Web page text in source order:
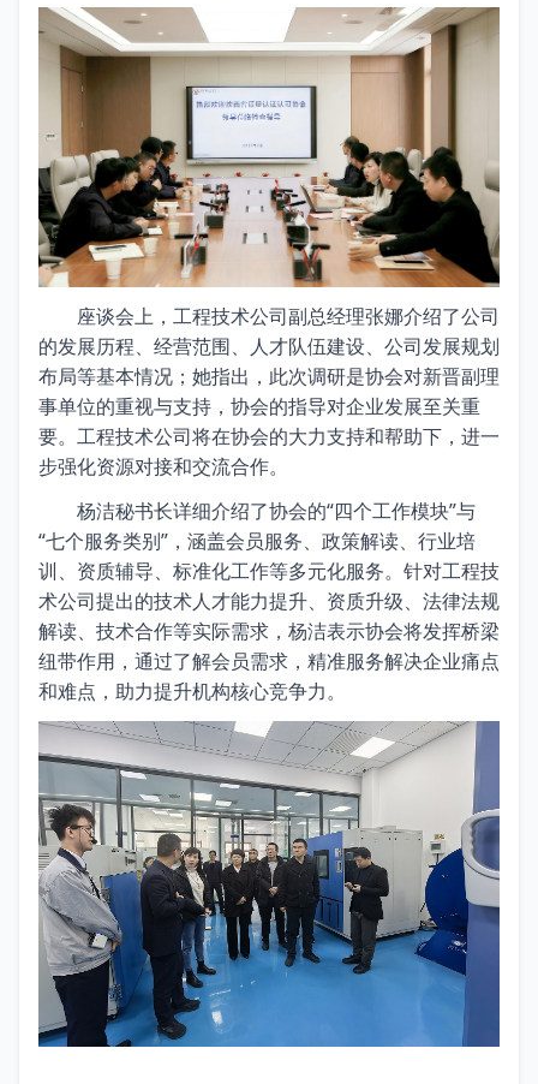
座谈会上，工程技术公司副总经理张娜介绍了公司
的发展历程、经营范围、人才队伍建设、公司发展规划
布局等基本情况；她指出，此次调研是协会对新晋副理
事单位的重视与支持，协会的指导对企业发展至关重
要。工程技术公司将在协会的大力支持和帮助下，进一
步强化资源对接和交流合作。
杨洁秘书长详细介绍了协会的“四个工作模块”与
“七个服务类别”，涵盖会员服务、政策解读、行业培
训、资质辅导、标准化工作等多元化服务。针对工程技
术公司提出的技术人才能力提升、资质升级、法律法规
解读、技术合作等实际需求，杨洁表示协会将发挥桥梁
纽带作用，通过了解会员需求，精准服务解决企业痛点
和难点，助力提升机构核心竞争力。